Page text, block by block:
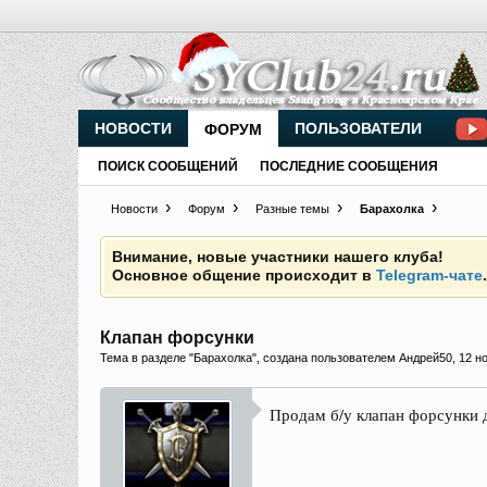
Новости Форум Разные темы Барахолка
Внимание, новые участники нашего клуба!
Основное общение происходит вTelegram-чате
Прошедшие встречи клуба: 1 . 3.4.5.6. 7
Внимание, новые участники нашего клуба!
Основное общение происходит в Telegram-чате
Прошедшие встречи клуба:1.2.3.4.5.6.7.8.9.
Ближайшие мероприятия: 16 Августа 2026 года,
Клапан форсунки
Тема в разделе "Барахолка", создана пользователем Андрей50 12
Продам б/у клапан форсунки
НОВОСТИ ФОРУМ
ПОИСК СООБЩЕНИЙ ПОСЛЕДНИЕ СООБЩЕНИЯ
ПОЛЬЗОВАТЕЛИ